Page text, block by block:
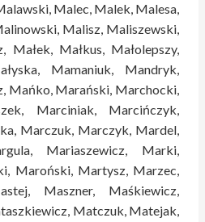
Malec, Malek, Malesa,
Malisz, Maliszewski,
Małek, Małkus, Małolepszy,
Mamaniuk, Mandryk,
Mańko, Marański, Marchocki,
Marciniak, Marcińczyk,
Marczuk, Marczyk, Mardel,
Mariaszewicz, Marki,
Maroński, Martysz, Marzec,
Maszner, Maśkiewicz,
Matczuk, Matejak,